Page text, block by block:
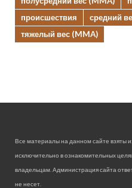
происшествия
средний
тяжелый вес (MMA)
Все материалы на данном сайте взяты
исключительно в ознакомительных
владельцам. Администрация сайта
не несет.